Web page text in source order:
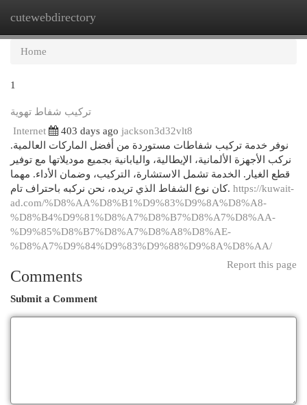
cutewebdirectory
Home
1
تركيب شفاط تهوية
Internet
403 days ago jackson3d32vlt8
نوفر خدمة تركيب شفاطات مستوردة من أفضل الماركات العالمية.
نركب الأجهزة الألمانية، الإيطالية، واليابانية بجميع موديلاتها مع توفير
قطع الغيار. الخدمة تشمل الاستشارة، التركيب، وضمان الأداء. مهما
كان نوع الشفاط الذي تريده، نحن نركبه باحتراف تام. https://kuwait-
ad.com/%D8%AA%D8%B1%D9%83%D9%8A%D8%A8-
%D8%B4%D9%81%D8%A7%D8%B7%D8%A7%D8%AA-
%D9%85%D8%B7%D8%A7%D8%A8%D8%AE-
%D8%A7%D9%84%D9%83%D9%88%D9%8A%D8%AA/
Report this page
Comments
Submit a Comment